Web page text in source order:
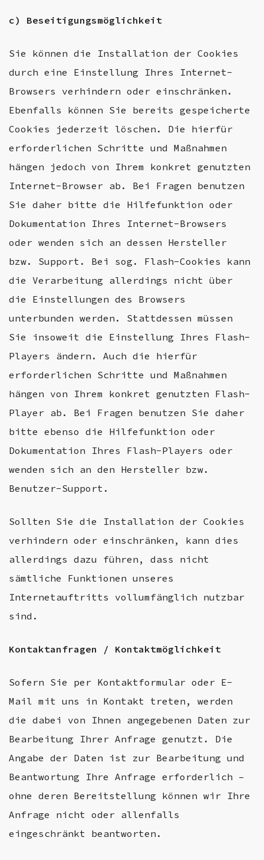
c) Beseitigungsmöglichkeit
Sie können die Installation der Cookies
durch eine Einstellung Ihres Internet-
Browsers verhindern oder einschränken.
Ebenfalls können Sie bereits gespeicherte
Cookies jederzeit löschen. Die hierfür
erforderlichen Schritte und Maßnahmen
hängen jedoch von Ihrem konkret genutzten
Internet-Browser ab. Bei Fragen benutzen
Sie daher bitte die Hilfefunktion oder
Dokumentation Ihres Internet-Browsers
oder wenden sich an dessen Hersteller
bzw. Support. Bei sog. Flash-Cookies kann
die Verarbeitung allerdings nicht über
die Einstellungen des Browsers
unterbunden werden. Stattdessen müssen
Sie insoweit die Einstellung Ihres Flash-
Players ändern. Auch die hierfür
erforderlichen Schritte und Maßnahmen
hängen von Ihrem konkret genutzten Flash-
Player ab. Bei Fragen benutzen Sie daher
bitte ebenso die Hilfefunktion oder
Dokumentation Ihres Flash-Players oder
wenden sich an den Hersteller bzw.
Benutzer-Support.
Sollten Sie die Installation der Cookies
verhindern oder einschränken, kann dies
allerdings dazu führen, dass nicht
sämtliche Funktionen unseres
Internetauftritts vollumfänglich nutzbar
sind.
Kontaktanfragen / Kontaktmöglichkeit
Sofern Sie per Kontaktformular oder E-
Mail mit uns in Kontakt treten, werden
die dabei von Ihnen angegebenen Daten zur
Bearbeitung Ihrer Anfrage genutzt. Die
Angabe der Daten ist zur Bearbeitung und
Beantwortung Ihre Anfrage erforderlich –
ohne deren Bereitstellung können wir Ihre
Anfrage nicht oder allenfalls
eingeschränkt beantworten.